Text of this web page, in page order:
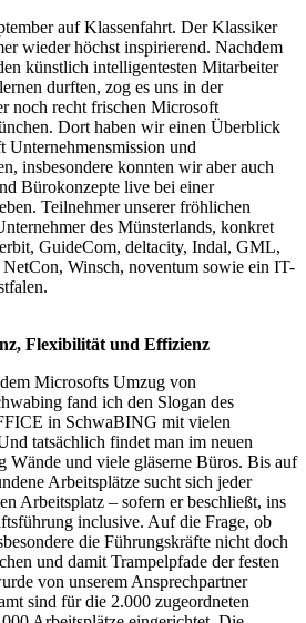
auf Klassenfahrt. Der Klassiker
wieder höchst inspirierend. Nachdem
künstlich intelligentesten Mitarbeiter
durften, zog es uns in der
noch recht frischen Microsoft
Dort haben wir einen Überblick
und
insbesondere konnten wir aber auch
Bürokonzepte live bei einer
Teilnehmer unserer fröhlichen
des Münsterlands, konkret
GuideCom, deltacity, Indal, GML,
Winsch, noventum sowie ein IT-
Flexibilität und Effizienz
Microsofts Umzug von
fand ich den Slogan des
in SchwaBING mit vielen
tatsächlich findet man im neuen
Wände und viele gläserne Büros. Bis auf
Arbeitsplätze sucht sich jeder
Arbeitsplatz – sofern er beschließt, ins
inclusive. Auf die Frage, ob
die Führungskräfte nicht doch
und damit Trampelpfade der festen
von unserem Ansprechpartner
sind für die 2.000 zugeordneten